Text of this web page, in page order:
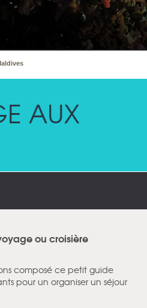
AUX
ou croisière
composé ce petit guide
pour un organiser un séjour